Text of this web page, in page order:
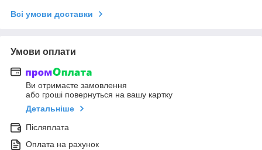
Всі умови доставки
Умови оплати
Ви отримаєте замовлення
або гроші повернуться на вашу картку
Детальніше
Післяплата
Оплата на рахунок